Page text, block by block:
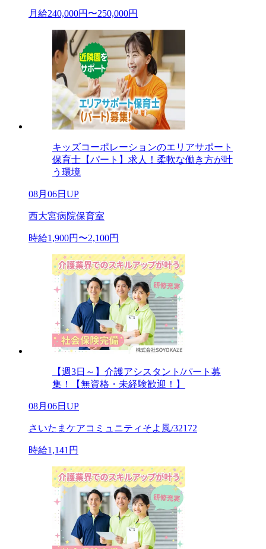
月給240,000円〜250,000円
キッズコーポレーションのエリアサポート
保育士【パート】求人！柔軟な働き方が叶
う環境
08月06日UP
西大宮病院保育室
時給1,900円〜2,100円
【週3日～】介護アシスタント/パート募
集！【無資格・未経験歓迎！】
08月06日UP
さいたまケアコミュニティそよ風/32172
時給1,141円